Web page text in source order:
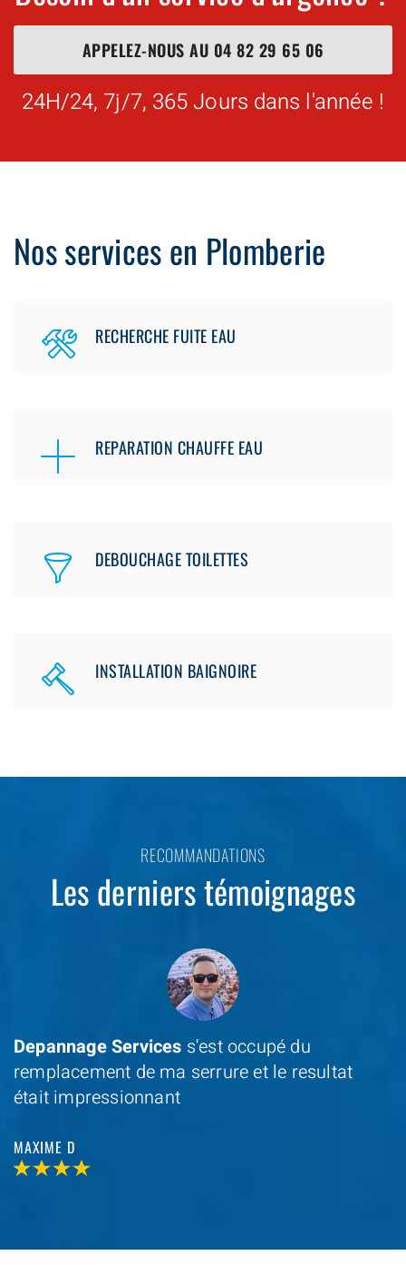
APPELEZ-NOUS AU 04 82 29 65 06
24H/24, 7j/7, 365 Jours dans l'année !
Nos services en Plomberie
RECHERCHE FUITE EAU
REPARATION CHAUFFE EAU
DEBOUCHAGE TOILETTES
INSTALLATION BAIGNOIRE
RECOMMANDATIONS
Les derniers témoignages
Depannage Services s'est occupé du
remplacement de ma serrure et le resultat
était impressionnant
MAXIME D